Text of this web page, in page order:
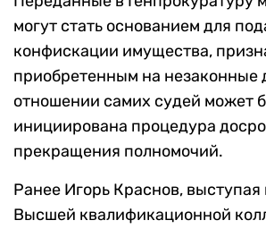
могут стать основанием для
конфискации имущества,
приобретенным на незаконные
отношении самих судей может
инициирована процедура
прекращения полномочий.
Ранее Игорь Краснов,
Высшей квалификационной